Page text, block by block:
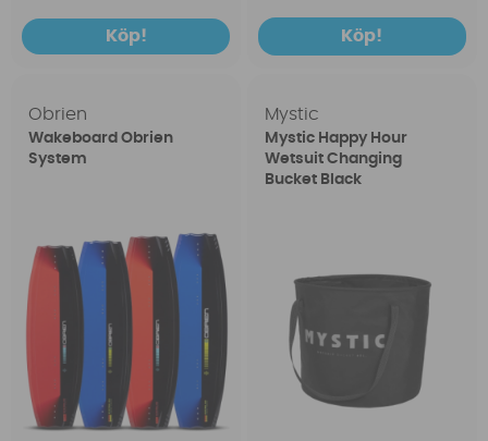
Köp! Köp!
Obrien
Wakeboard Obrien
System
Mystic
Mystic Happy Hour
Wetsuit Changing
Bucket Black